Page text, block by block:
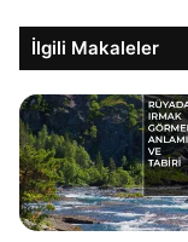
İlgili Makaleler